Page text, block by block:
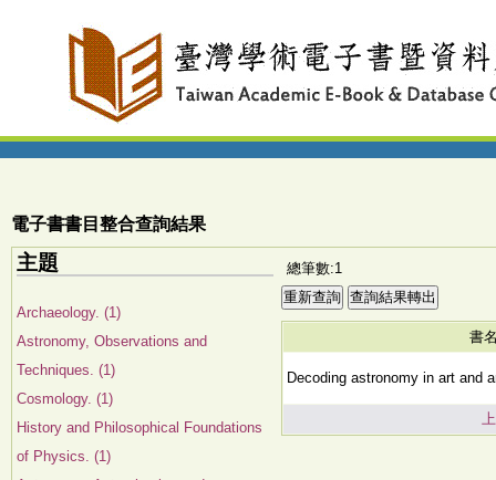
電子書書目整合查詢結果
主題
Archaeology. (1)
Astronomy, Observations and
Techniques. (1)
Cosmology. (1)
History and Philosophical Foundations
of Physics. (1)
總筆數:1
書
Decoding astronomy in art and